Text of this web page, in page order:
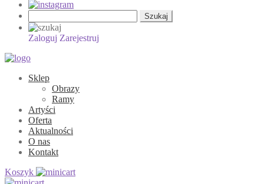
Zaloguj Zarejestruj
Sklep
Obrazy
Ramy
Artyści
Oferta
Aktualności
O nas
Kontakt
Koszyk